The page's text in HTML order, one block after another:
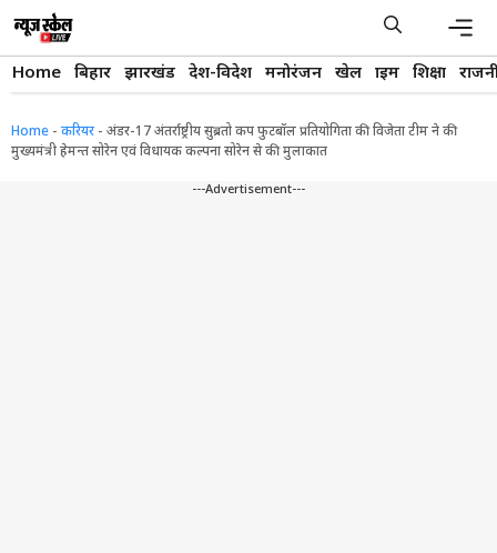
content
Home बिहार झारखंड देश-विदेश मनोरंजन खेल क्राइम शिक्षा
Home - करियर - अंडर-17 अंतर्राष्ट्रीय सुब्रतो कप फुटबॉल प्रतियोगिता की विजेता टीम ने की
मुख्यमंत्री हेमन्त सोरेन एवं विधायक कल्पना सोरेन से की मुलाकात
---Advertisement---